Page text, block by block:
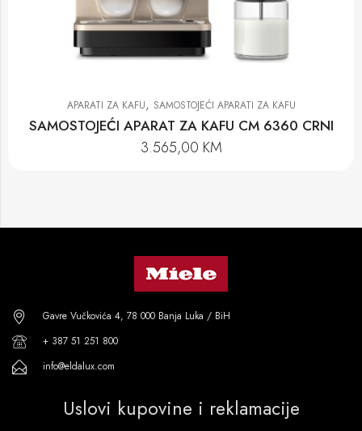
APARATI ZA KAFU, SAMOSTOJEĆI APARATI ZA KAFU
SAMOSTOJEĆI APARAT ZA KAFU CM 6360 CRNI
3.565,00 KM
Gavre Vučkovića 4, 78 000 Banja Luka / BiH
+ 387 51 251 800
info@eldalux.com
Uslovi kupovine i reklamacije